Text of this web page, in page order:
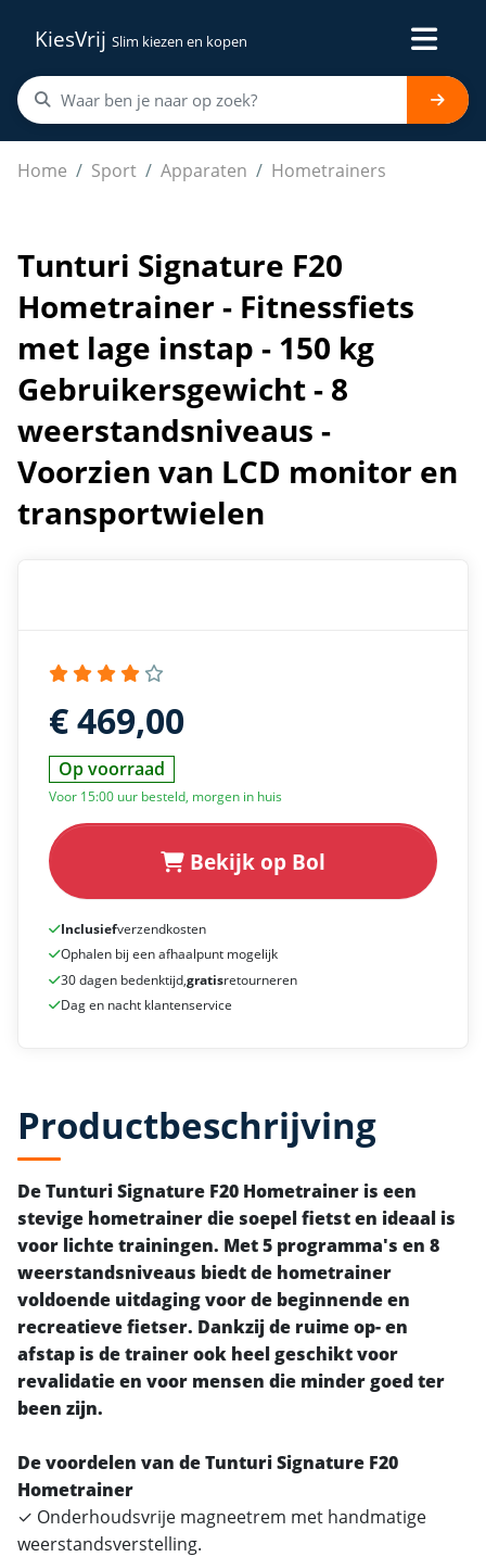
KiesVrij Slim kiezen en kopen
Home Sport Apparaten Hometrainers
Tunturi Signature F20 Hometrainer - Fitnessfiets met
Tunturi Signature F20
Hometrainer - Fitnessfiets
met lage instap - 150 kg
Gebruikersgewicht - 8
weerstandsniveaus -
Voorzien van LCD monitor en
transportwielen
€ 469,00
Op voorraad
Voor 15:00 uur besteld, morgen in huis
Bekijk op Bol
Inclusiefverzendkosten
Ophalen bij een afhaalpunt mogelijk
30 dagen bedenktijd,gratisretourneren
Dag en nacht klantenservice
Productbeschrijving
De Tunturi Signature F20 Hometrainer is een
stevige hometrainer die soepel fietst en ideaal is
voor lichte trainingen. Met 5 programma's en 8
weerstandsniveaus biedt de hometrainer
voldoende uitdaging voor de beginnende en
recreatieve fietser. Dankzij de ruime op- en
afstap is de trainer ook heel geschikt voor
revalidatie en voor mensen die minder goed ter
been zijn.
De voordelen van de Tunturi Signature F20
Hometrainer
✓ Onderhoudsvrije magneetrem met handmatige
weerstandsverstelling.